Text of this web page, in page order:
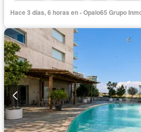
Hace 3 días, 6 horas en - Opalo65 Grupo